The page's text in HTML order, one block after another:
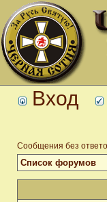
Вход
Сообщения без
Список форумов